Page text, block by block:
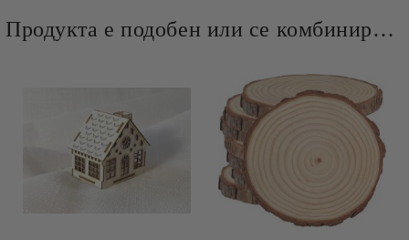
Продукта е подобен или се комбинира добре и със следните продукти :